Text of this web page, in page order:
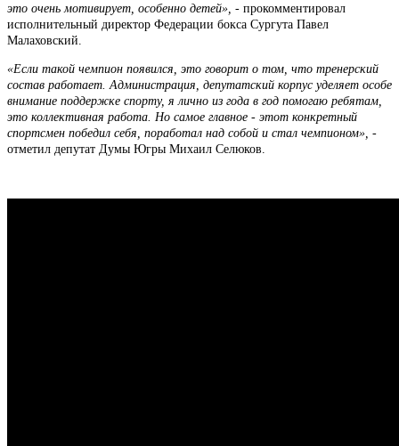
это очень мотивирует, особенно детей», - прокомментировал
исполнительный директор Федерации бокса Сургута Павел
Малаховский.
«Если такой чемпион появился, это говорит о том, что тренерский
состав работает. Администрация, депутатский корпус уделяет особе
внимание поддержке спорту, я лично из года в год помогаю ребятам,
это коллективная работа. Но самое главное - этот конкретный
спортсмен победил себя, поработал над собой и стал чемпионом», -
отметил депутат Думы Югры Михаил Селюков.